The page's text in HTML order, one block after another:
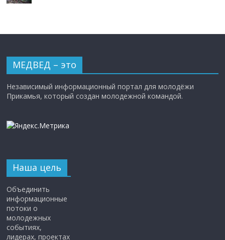
МЕДВЕД – это
Независимый информационный портал для молодёжи
Прикамья, который создан молодежной командой.
Наша цель
Объединить
информационные
потоки о
молодежных
событиях,
лидерах, проектах